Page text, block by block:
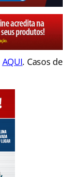
AQUI. Casos de